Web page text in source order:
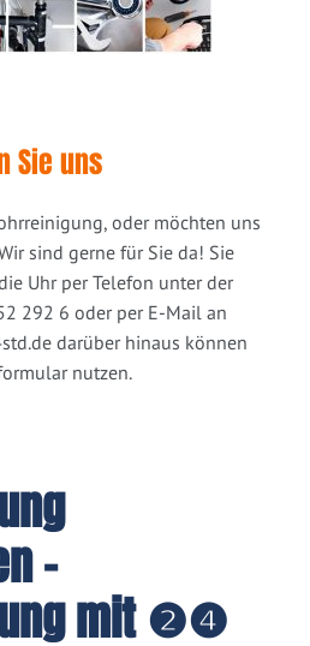
Sie uns
oder möchten uns
sind gerne für Sie da! Sie
Uhr per Telefon unter der
292 6 oder per E-Mail an
darüber hinaus können
nutzen.
-
mit ❷❹